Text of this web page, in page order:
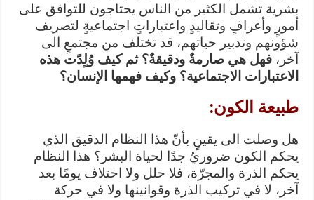
بشرية تشمل الكثير من الناس يحتاجون للتوافق على
أمورٍ وأعرافٍ وتقاليدٍ واعتباراتٍ اجتماعيةٍ لتصريف
شؤونهم وتدبير حياتهم، قد تختلف من مجتمعٍ الى
آخر،فهل هي صارمةٌ ودقيقةٌ؟ ثم كيف وُلٍدًت هذه
الاعتبارات الاجتماعية؟ وكيف فهمها الإنسان؟
طبيعة الكون:
هل وصلت الى يقينٍ بأنّ هذا النظام الدقيق الذي
يحكم الكون ضروريٌ جدًا لحياة البشر؟ هذا النظام
يحكم الذرة والمجرّة، فلا خلل ولا اختلاف يومًا بعد
آخر، لا في تركيب الذرة وقوانينها ولا في حركة